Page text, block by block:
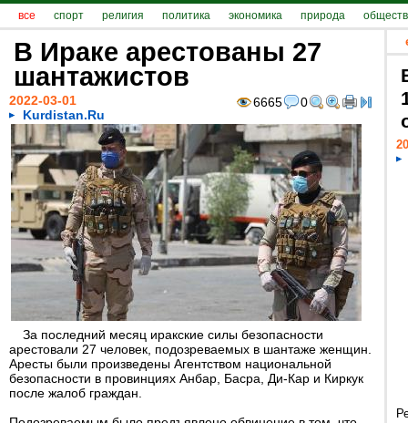
все спорт религия политика экономика природа
В Ираке арестованы 27
шантажистов
6665 0
2022-03-01
Kurdistan.Ru
За последний месяц иракские силы безопасности
арестовали 27 человек, подозреваемых в шантаже женщин.
Аресты были произведены Агентством национальной
безопасности в провинциях Анбар, Басра, Ди-Кар и Киркук
после жалоб граждан.